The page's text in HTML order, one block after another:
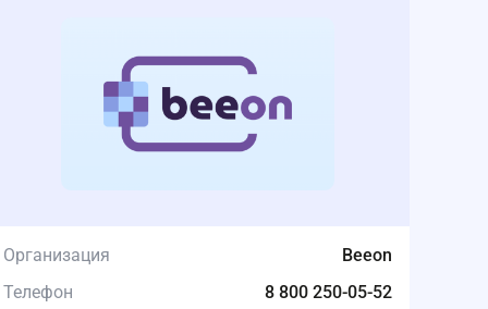
Организация
Beeon
Телефон
8 800 250-05-52